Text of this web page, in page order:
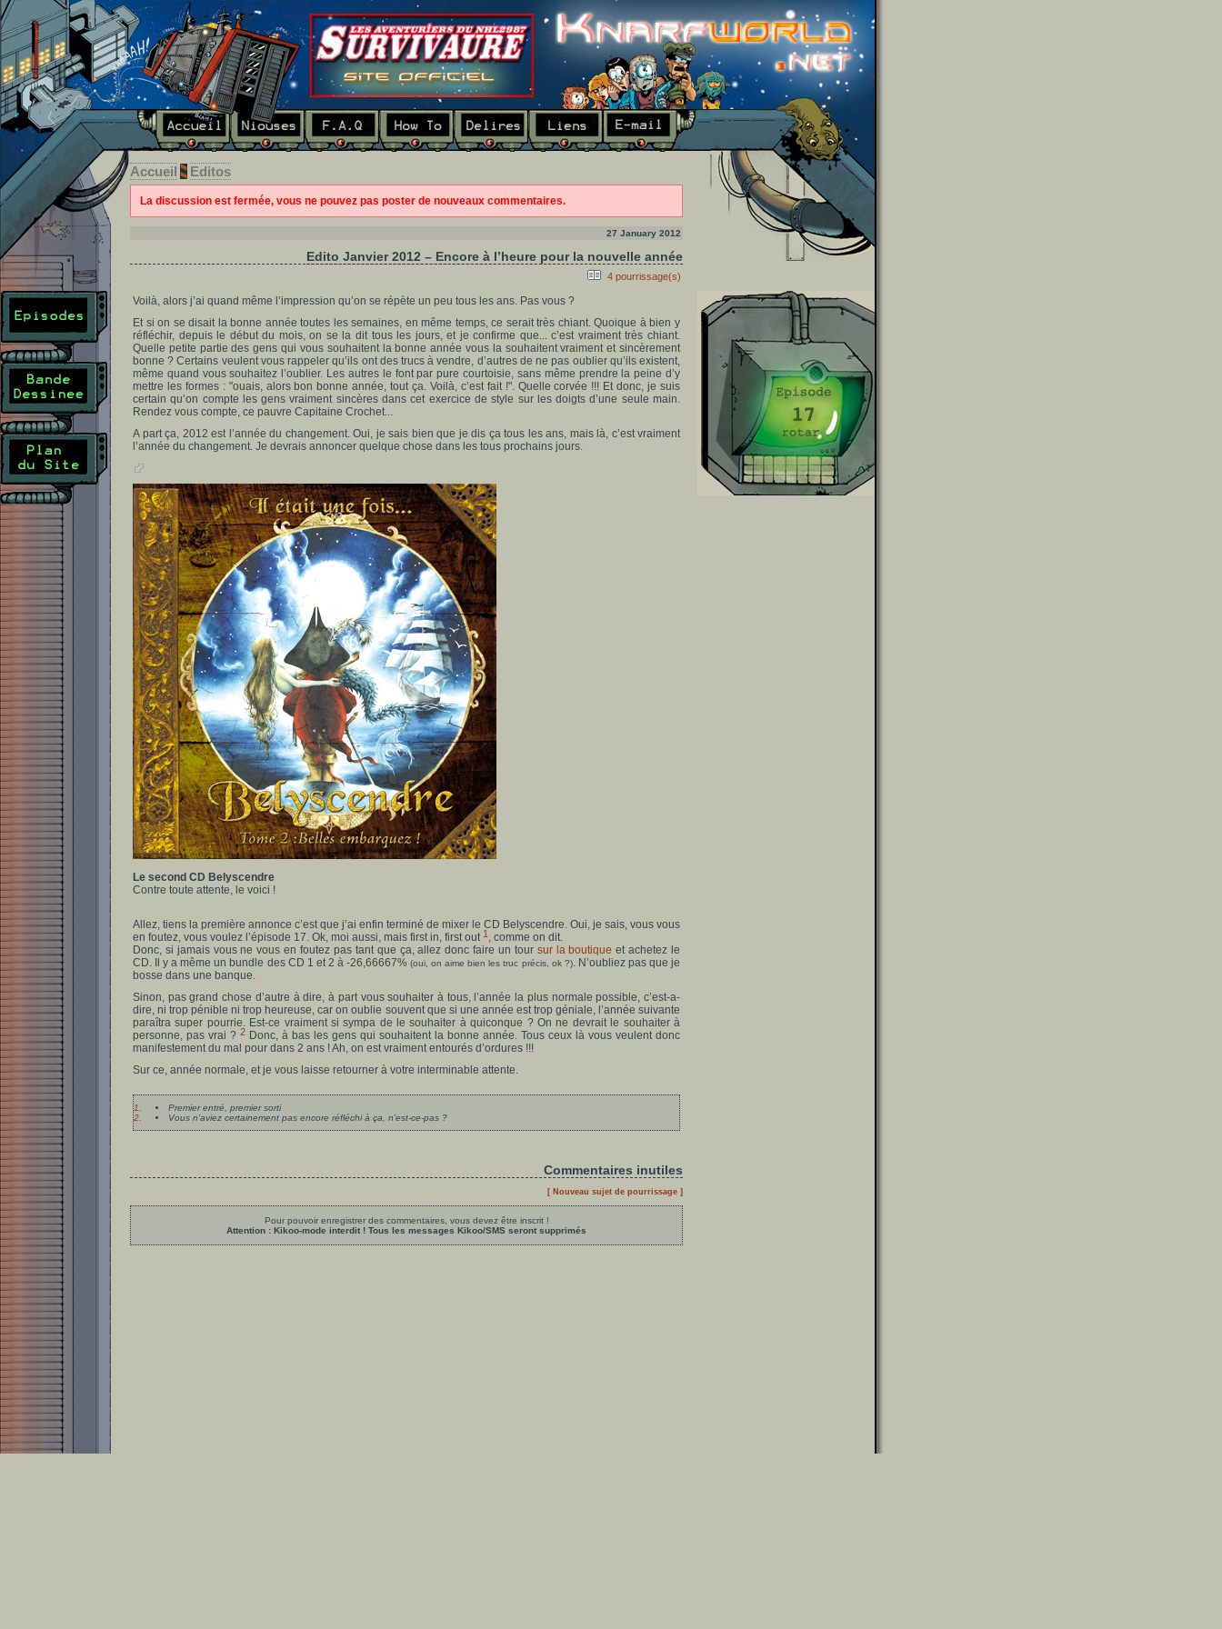
Accueil Editos
La discussion est fermée, vous ne pouvez pas poster de nouveaux commentaires.
27 January 2012
Edito Janvier 2012 – Encore à l’heure pour la nouvelle année
4 pourrissage(s)
Voilà, alors j’ai quand même l’impression qu’on se répète un peu tous les ans. Pas vous ?
Et si on se disait la bonne année toutes les semaines, en même temps, ce serait très chiant. Quoique à bien y
réfléchir, depuis le début du mois, on se la dit tous les jours, et je confirme que... c’est vraiment très chiant.
Quelle petite partie des gens qui vous souhaitent la bonne année vous la souhaitent vraiment et sincèrement
bonne ? Certains veulent vous rappeler qu’ils ont des trucs à vendre, d’autres de ne pas oublier qu’ils existent,
même quand vous souhaitez l’oublier. Les autres le font par pure courtoisie, sans même prendre la peine d’y
mettre les formes : "ouais, alors bon bonne année, tout ça. Voilà, c’est fait !". Quelle corvée !!! Et donc, je suis
certain qu’on compte les gens vraiment sincères dans cet exercice de style sur les doigts d’une seule main.
Rendez vous compte, ce pauvre Capitaine Crochet...
A part ça, 2012 est l’année du changement. Oui, je sais bien que je dis ça tous les ans, mais là, c’est vraiment
l’année du changement. Je devrais annoncer quelque chose dans les tous prochains jours.
Le second CD Belyscendre
Contre toute attente, le voici !
Allez, tiens la première annonce c’est que j’ai enfin terminé de mixer le CD Belyscendre. Oui, je sais, vous vous
en foutez, vous voulez l’épisode 17. Ok, moi aussi, mais first in, first out 1 , comme on dit.
Donc, si jamais vous ne vous en foutez pas tant que ça, allez donc faire un tour sur la boutique et achetez le
CD. Il y a même un bundle des CD 1 et 2 à -26,66667%(oui, on aime bien les truc précis, ok ?). N’oubliez pas que je
bosse dans une banque.
Sinon, pas grand chose d’autre à dire, à part vous souhaiter à tous, l’année la plus normale possible, c’est-a-
dire, ni trop pénible ni trop heureuse, car on oublie souvent que si une année est trop géniale, l’année suivante
paraîtra super pourrie. Est-ce vraiment si sympa de le souhaiter à quiconque ? On ne devrait le souhaiter à
personne, pas vrai ? 2 Donc, à bas les gens qui souhaitent la bonne année. Tous ceux là vous veulent donc
manifestement du mal pour dans 2 ans ! Ah, on est vraiment entourés d’ordures !!!
Sur ce, année normale, et je vous laisse retourner à votre interminable attente.
1.
Premier entré, premier sorti
2.
Vous n’aviez certainement pas encore réfléchi à ça, n’est-ce-pas ?
Commentaires inutiles
[ Nouveau sujet de pourrissage ]
Pour pouvoir enregistrer des commentaires, vous devez être inscrit !
Attention : Kikoo-mode interdit ! Tous les messages Kikoo/SMS seront supprimés